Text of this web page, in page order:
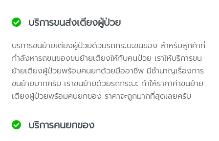
บริการขนส่งเตียงผู้ป่วย
บริการขนย้ายเตียงผู้ป่วยด้วยรถกระบะขนของ สำหรับลูกค้าที่
กำลังหารถขนของขนย้ายเตียงให้กับคนป่วย เราให้บริการขน
ย้ายเตียงผู้ป่วยพร้อมคนยกด้วยมืออาชีพ มีชำนาญเรื่องการ
ขนย้ายมากครับ เราขนย้ายด้วยรถกระบะ ทำให้ราคาค่าขนย้าย
เตียงผู้ป่วยพร้อมคนยกของ ราคาจะถูกมากที่สุดเลยครับ
บริการคนยกของ